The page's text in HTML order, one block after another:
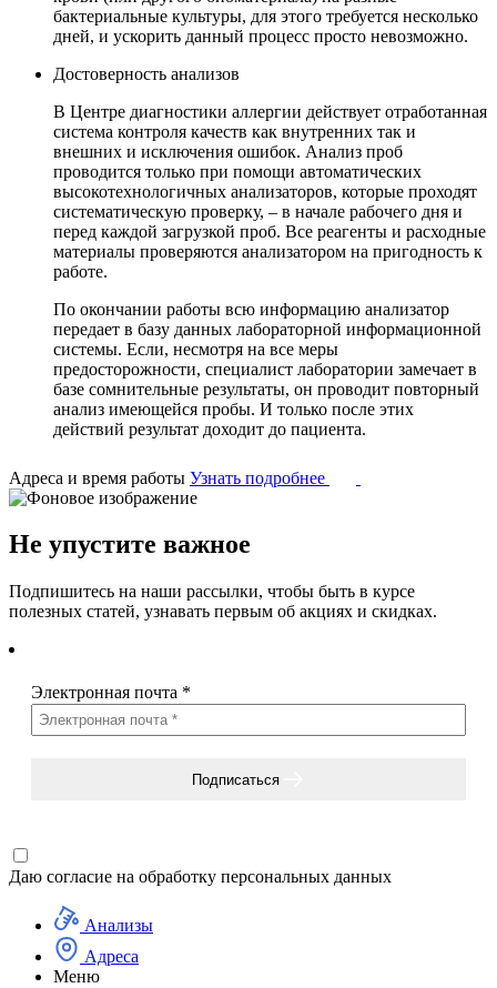
бактериальные культуры, для этого требуется несколько
дней, и ускорить данный процесс просто невозможно.
Достоверность анализов
В Центре диагностики аллергии действует отработанная
система контроля качеств как внутренних так и
внешних и исключения ошибок. Анализ проб
проводится только при помощи автоматических
высокотехнологичных анализаторов, которые проходят
систематическую проверку, – в начале рабочего дня и
перед каждой загрузкой проб. Все реагенты и расходные
материалы проверяются анализатором на пригодность к
работе.
По окончании работы всю информацию анализатор
передает в базу данных лабораторной информационной
системы. Если, несмотря на все меры
предосторожности, специалист лаборатории замечает в
базе сомнительные результаты, он проводит повторный
анализ имеющейся пробы. И только после этих
действий результат доходит до пациента.
Адреса и время работы Узнать подробнее
Не упустите важное
Подпишитесь на наши рассылки, чтобы быть в курсе
полезных статей, узнавать первым об акциях и скидках.
Электронная почта *
Подписаться
Даю согласие на обработку персональных данных
Анализы
Адреса
Меню